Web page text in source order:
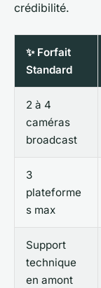
crédibilité.
✨ Forfait
Standard
2 à 4
caméras
broadcast
3
plateforme
s max
Support
technique
en amont